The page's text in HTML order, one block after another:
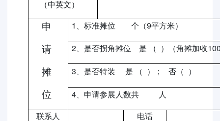
（中英文）
申
请
摊
位
1 、标准摊位 个（9平方米）
2、是否拐角摊位 是 （ ）（角摊加收
3 、是否特装 是 （ ）； 否（ ）
4、申请参展人数共 人
联系人 电话